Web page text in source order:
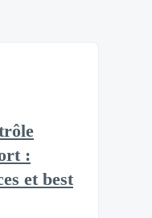
:
et best